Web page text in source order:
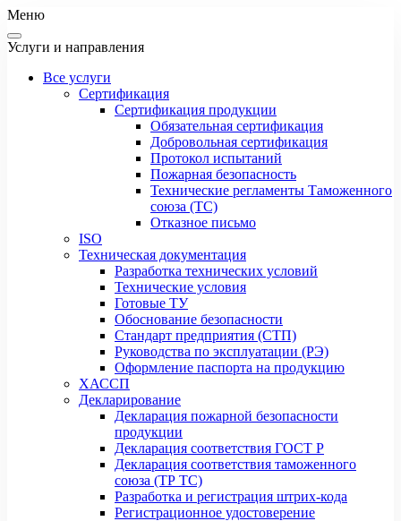
Меню
Услуги и направления
Все услуги
Сертификация
Сертификация продукции
Обязательная сертификация
Добровольная сертификация
Протокол испытаний
Пожарная безопасность
Технические регламенты Таможенного
союза (ТС)
Отказное письмо
ISO
Техническая документация
Разработка технических условий
Технические условия
Готовые ТУ
Обоснование безопасности
Стандарт предприятия (СТП)
Руководства по эксплуатации (РЭ)
Оформление паспорта на продукцию
ХАССП
Декларирование
Декларация пожарной безопасности
продукции
Декларация соответствия ГОСТ Р
Декларация соответствия таможенного
союза (ТР ТС)
Разработка и регистрация штрих-кода
Регистрационное удостоверение